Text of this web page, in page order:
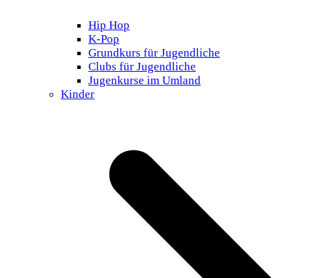
Hip Hop
K-Pop
Grundkurs für Jugendliche
Clubs für Jugendliche
Jugenkurse im Umland
Kinder